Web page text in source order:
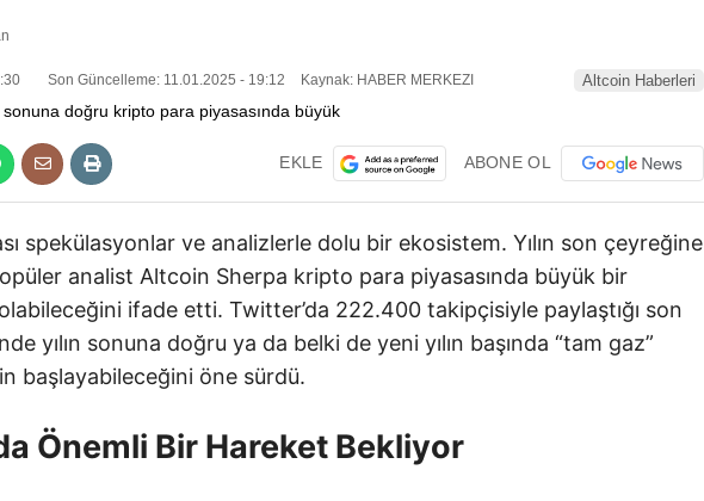
Son Güncelleme: 11.01.2025 - 19:12 Kaynak: HABER MERKEZI Altcoin Haberleri
EKLE ABONE OL
spekülasyonlar ve analizlerle dolu bir ekosistem. Yılın son çeyreğine
analist Altcoin Sherpa kripto para piyasasında büyük bir
ifade etti. Twitter’da 222.400 takipçisiyle paylaştığı son
yılın sonuna doğru ya da belki de yeni yılın başında “tam gaz”
başlayabileceğini öne sürdü.
Önemli Bir Hareket Bekliyor